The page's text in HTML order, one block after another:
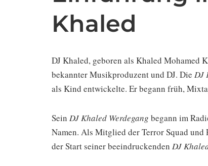
Khaled
DJ Khaled, geboren als Khaled Mohamed
bekannter Musikproduzent und DJ. Die DJ
als Kind entwickelte. Er begann früh,
Sein DJ Khaled Werdegang begann im
Namen. Als Mitglied der Terror Squad und
der Start seiner beeindruckenden DJ